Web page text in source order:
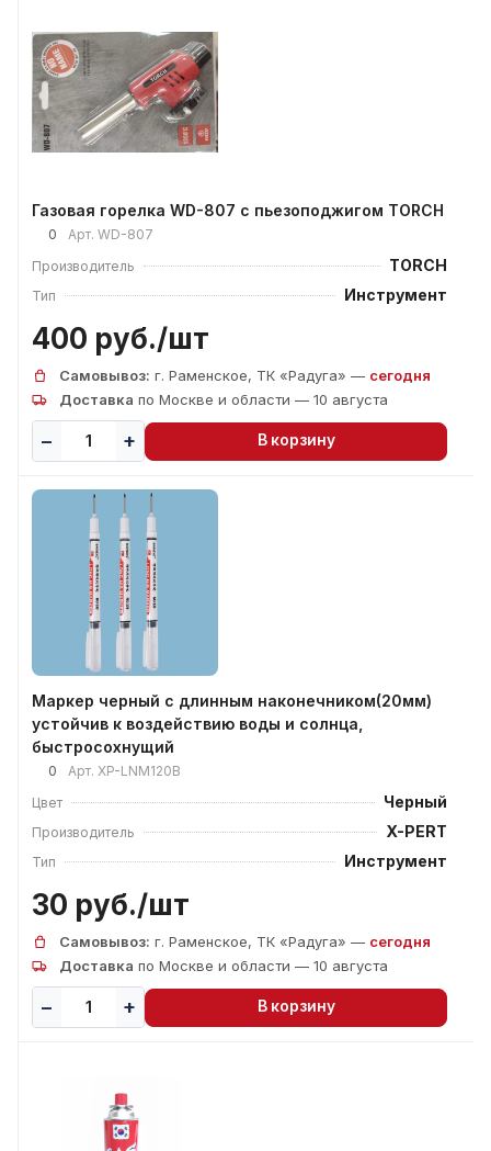
Газовая горелка WD-807 с пьезоподжигом TORCH
0 Арт. WD-807
Производитель
TORCH
Тип Инструмент
400 руб./шт
Самовывоз: г. Раменское, ТК «Радуга» — сегодня
Доставка по Москве и области — 10 августа
В корзину
Маркер черный с длинным наконечником(20мм)
устойчив к воздействию воды и солнца,
быстросохнущий
0 Арт. XP-LNM120B
Цвет
Черный
Производитель X-PERT
Тип Инструмент
30 руб./шт
Самовывоз: г. Раменское, ТК «Радуга» — сегодня
Доставка по Москве и области — 10 августа
В корзину